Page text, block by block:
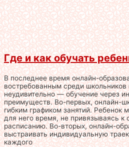
Где и как обучать
В последнее время онлайн-
востребованным среди школьников
неудивительно — обучение через
преимуществ. Во-первых, онлайн-
гибким графиком занятий. Ребенок
для него время, не привязываясь к
расписанию. Во-вторых, онлайн-
выстраивать индивидуальную
каждого